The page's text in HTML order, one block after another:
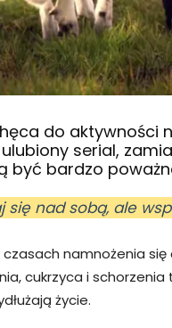
do aktywności
serial,
być bardzo
się nad sobą, ale
namnożenia się
cukrzyca i
życie.